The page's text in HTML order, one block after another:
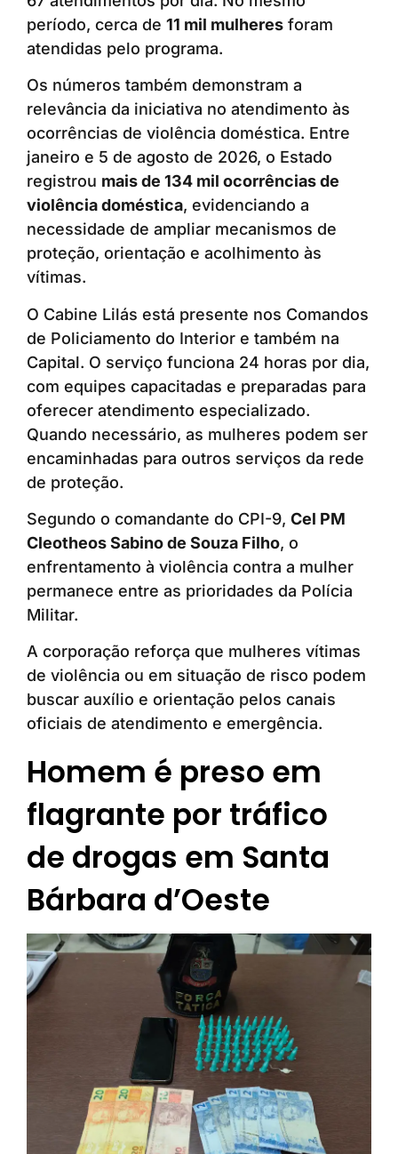
período, cerca de 11 mil mulheres foram
atendidas pelo programa.
Os números também demonstram a
relevância da iniciativa no atendimento às
ocorrências de violência doméstica. Entre
janeiro e 5 de agosto de 2026, o Estado
registrou mais de 134 mil ocorrências de
violência doméstica, evidenciando a
necessidade de ampliar mecanismos de
proteção, orientação e acolhimento às
vítimas.
O Cabine Lilás está presente nos Comandos
de Policiamento do Interior e também na
Capital. O serviço funciona 24 horas por dia,
com equipes capacitadas e preparadas para
oferecer atendimento especializado.
Quando necessário, as mulheres podem ser
encaminhadas para outros serviços da rede
de proteção.
Segundo o comandante do CPI-9, Cel PM
Cleotheos Sabino de Souza Filho, o
enfrentamento à violência contra a mulher
permanece entre as prioridades da Polícia
Militar.
A corporação reforça que mulheres vítimas
de violência ou em situação de risco podem
buscar auxílio e orientação pelos canais
oficiais de atendimento e emergência.
Homem é preso em
flagrante por tráfico
de drogas em Santa
Bárbara d’Oeste